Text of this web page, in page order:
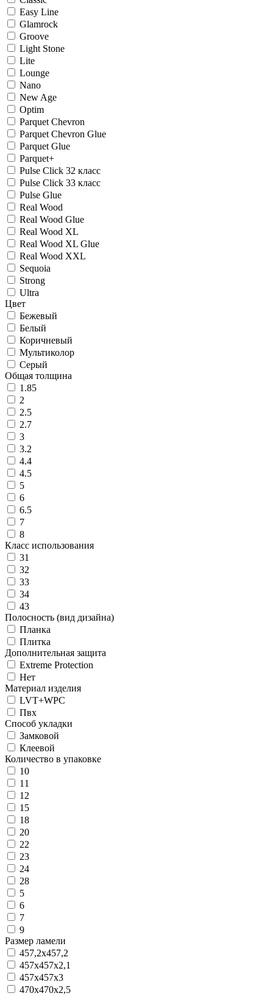
Easy Line
Glamrock
Groove
Light Stone
Lite
Lounge
Nano
New Age
Optim
Parquet Chevron
Parquet Chevron Glue
Parquet Glue
Parquet+
Pulse Click 32 класс
Pulse Click 33 класс
Pulse Glue
Real Wood
Real Wood Glue
Real Wood XL
Real Wood XL Glue
Real Wood XXL
Sequoia
Strong
Ultra
Цвет
Бежевый
Белый
Коричневый
Мультиколор
Серый
Общая толщина
1.85
2
2.5
2.7
3
3.2
4.4
4.5
5
6
6.5
7
8
Класс использования
31
32
33
34
43
Полосность (вид дизайна)
Планка
Плитка
Дополнительная защита
Extreme Protection
Нет
Материал изделия
LVT+WPC
Пвх
Способ укладки
Замковой
Клеевой
Количество в упаковке
10
11
12
15
18
20
22
23
24
28
5
6
7
9
Размер ламели
457,2х457,2
457x457x2,1
457x457x3
470х470х2,5